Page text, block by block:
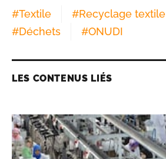
#Textile #Recyclage textile
#Déchets #ONUDI
LES CONTENUS LIÉS